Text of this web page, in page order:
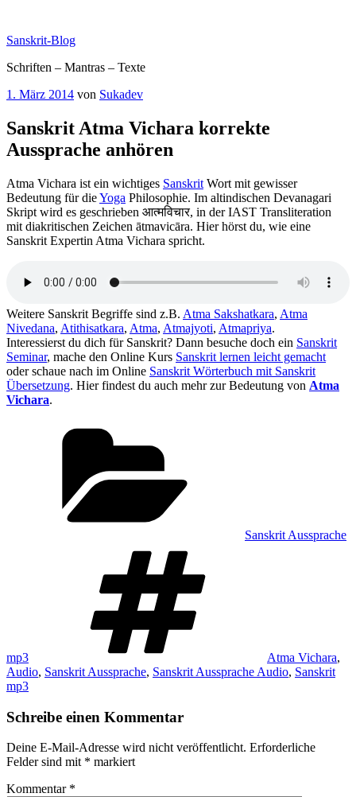
springen
Sanskrit-Blog
Schriften – Mantras – Texte
Veröffentlicht
1. März 2014 von Sukadev
Sanskrit Atma Vichara korrekte
Aussprache anhören
Atma Vichara ist ein wichtiges Sanskrit Wort mit gewisser
Bedeutung für dieYoga Philosophie. Im altindischen Devanagari
Skript wird es geschrieben आत्मविचार, in der IAST Transliteration
mit diakritischen Zeichen ātmavicāra. Hier hörst du, wie eine
Sanskrit Expertin Atma Vichara spricht.
Weitere Sanskrit Begriffe sind z.B. Atma Sakshatkara, Atma
Nivedana, Atithisatkara, Atma, Atmajyoti, Atmapriya.
Interessierst du dich für Sanskrit? Dann besuche doch ein Sanskrit
Seminar, mache den Online Kurs Sanskrit lernen leicht gemacht
oder schaue nach im Online Sanskrit Wörterbuch mit Sanskrit
Übersetzung. Hier findest du auch mehr zur Bedeutung von Atma
Vichara.
Sanskrit Aussprache
mp3 Atma Vichara,
Audio, Sanskrit Aussprache, Sanskrit Aussprache Audio, Sanskrit
mp3
Schreibe einen Kommentar
Deine E-Mail-Adresse wird nicht veröffentlicht. Erforderliche
Felder sind mit * markiert
Kommentar *